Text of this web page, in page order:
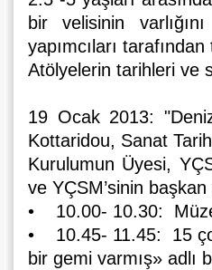
bir velisinin
yapımcıları tarafından
Atölyelerin tarihleri ve
19 Ocak 2013:
Kottaridou, Sanat
Kurulumun Üyesi,
ve YÇSM’sinin başkan
• 10.00- 10.30:
• 10.45- 11.45: 15
bir gemi varmış» adlı